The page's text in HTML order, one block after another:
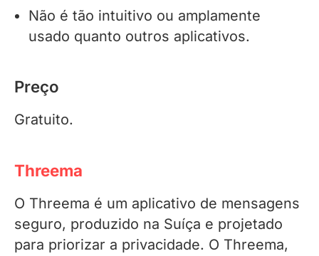
Não é tão intuitivo ou amplamente
usado quanto outros aplicativos.
Preço
Gratuito.
Threema
O Threema é um aplicativo de mensagens
seguro, produzido na Suíça e projetado
para priorizar a privacidade. O Threema,